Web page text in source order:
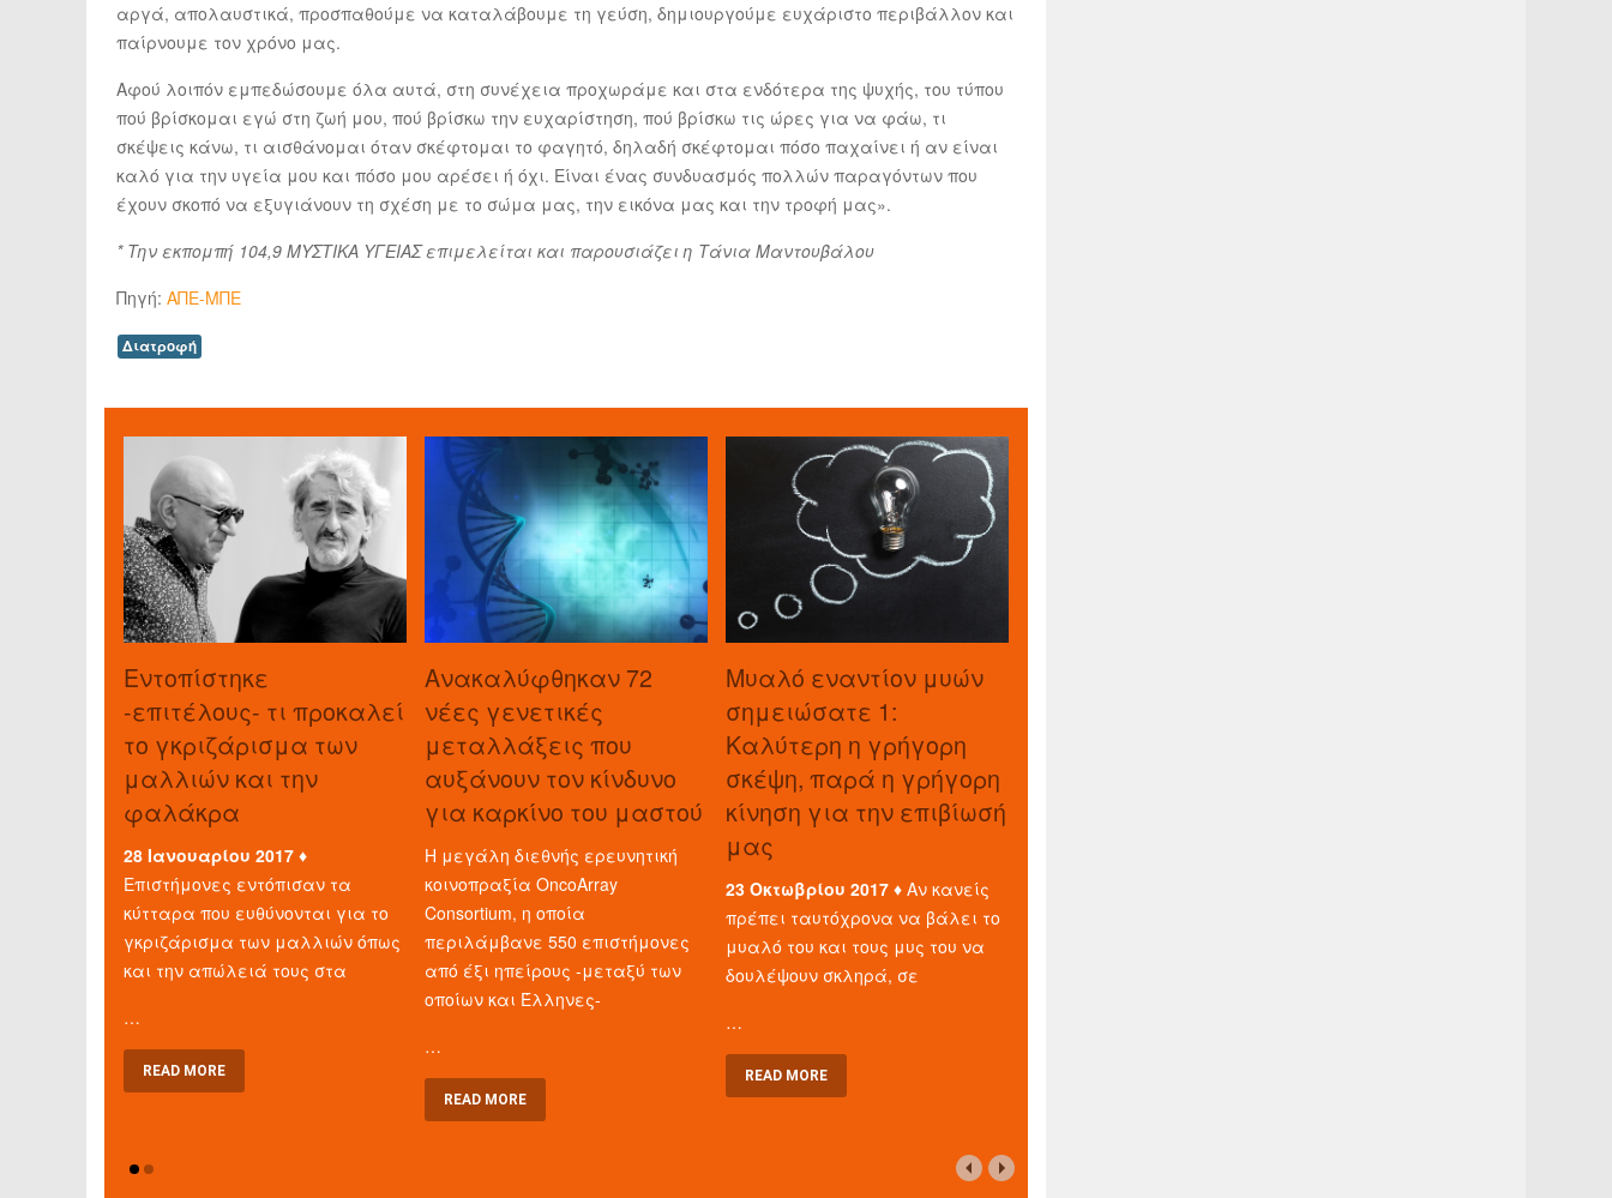
αργά, απολαυστικά, προσπαθούμε να καταλάβουμε τη γεύση, δημιουργούμε ευχάριστο περιβάλλον και
παίρνουμε τον χρόνο μας.
Αφού λοιπόν εμπεδώσουμε όλα αυτά, στη συνέχεια προχωράμε και στα ενδότερα της ψυχής, του τύπου
πού βρίσκομαι εγώ στη ζωή μου, πού βρίσκω την ευχαρίστηση, πού βρίσκω τις ώρες για να φάω, τι
σκέψεις κάνω, τι αισθάνομαι όταν σκέφτομαι το φαγητό, δηλαδή σκέφτομαι πόσο παχαίνει ή αν είναι
καλό για την υγεία μου και πόσο μου αρέσει ή όχι. Είναι ένας συνδυασμός πολλών παραγόντων που
έχουν σκοπό να εξυγιάνουν τη σχέση με το σώμα μας, την εικόνα μας και την τροφή μας».
* Την εκπομπή 104,9 ΜΥΣΤΙΚΑ ΥΓΕΙΑΣ επιμελείται και παρουσιάζει η Τάνια Μαντουβάλου
Πηγή: ΑΠΕ-ΜΠΕ
Διατροφή
Εντοπίστηκε
-επιτέλους- τι προκαλεί
το γκριζάρισμα των
μαλλιών και την
φαλάκρα
28 Ιανουαρίου 2017 ♦
Επιστήμονες εντόπισαν τα
κύτταρα που ευθύνονται για το
γκριζάρισμα των μαλλιών όπως
και την απώλειά τους στα
…
READ MORE
Ανακαλύφθηκαν 72
νέες γενετικές
μεταλλάξεις που
αυξάνουν τον κίνδυνο
για καρκίνο του μαστού
Η μεγάλη διεθνής ερευνητική
κοινοπραξία OncoArray
Consortium, η οποία
περιλάμβανε 550 επιστήμονες
από έξι ηπείρους -μεταξύ των
οποίων και Έλληνες-
…
READ MORE
Μυαλό εναντίον μυών
σημειώσατε 1:
Καλύτερη η γρήγορη
σκέψη, παρά η γρήγορη
κίνηση για την επιβίωσή
μας
23 Οκτωβρίου 2017 ♦ Αν κανείς
πρέπει ταυτόχρονα να βάλει το
μυαλό του και τους μυς του να
δουλέψουν σκληρά, σε
…
READ MORE